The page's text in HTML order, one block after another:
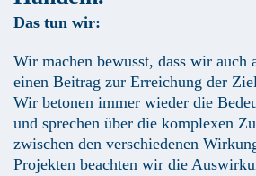
Das tun wir:
Wir machen bewusst, dass wir auch
einen Beitrag zur Erreichung der
Wir betonen immer wieder die
und sprechen über die komplexen
zwischen den verschiedenen
Projekten beachten wir die